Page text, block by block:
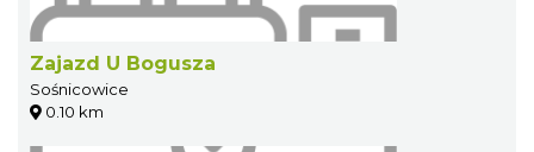
Zajazd U Bogusza
Sośnicowice
0.10 km